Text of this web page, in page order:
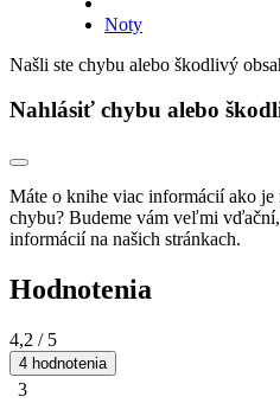
Noty
Našli ste chybu alebo škodlivý
Nahlásiť chybu alebo
Máte o knihe viac informácií ako je
chybu? Budeme vám veľmi
informácií na našich stránkach.
Hodnotenia
4,2 / 5
4 hodnotenia
3